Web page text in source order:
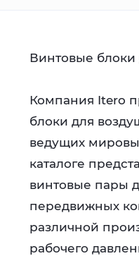
Винтовые
Компания Itero
блоки для
ведущих
каталоге
винтовые пары
передвижных
различной
рабочего